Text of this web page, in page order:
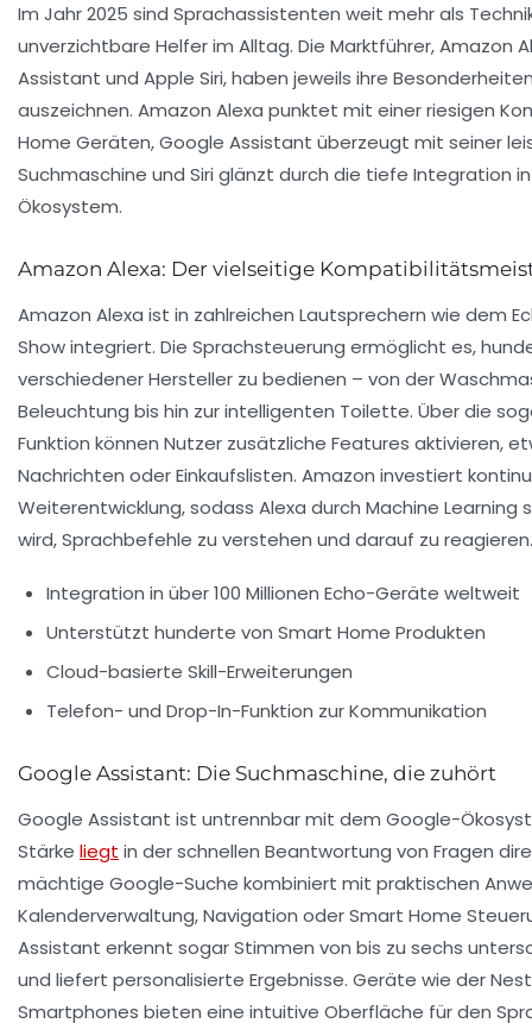
Im Jahr 2025 sind Sprachassistenten weit mehr als
unverzichtbare Helfer im Alltag. Die Marktführer, Amazon
Assistant und Apple Siri, haben jeweils ihre
auszeichnen. Amazon Alexa punktet mit einer riesigen
Home Geräten, Google Assistant überzeugt mit seiner
Suchmaschine und Siri glänzt durch die tiefe Integration
Ökosystem.
Amazon Alexa: Der vielseitige
Amazon Alexa ist in zahlreichen Lautsprechern wie dem
Show integriert. Die Sprachsteuerung ermöglicht es,
verschiedener Hersteller zu bedienen – von der
Beleuchtung bis hin zur intelligenten Toilette. Über die
Funktion können Nutzer zusätzliche Features aktivieren,
Nachrichten oder Einkaufslisten. Amazon investiert
Weiterentwicklung, sodass Alexa durch Machine Learning
wird, Sprachbefehle zu verstehen und darauf zu reagieren.
Integration in über 100 Millionen Echo-Geräte weltweit
Unterstützt hunderte von Smart Home Produkten
Cloud-basierte Skill-Erweiterungen
Telefon- und Drop-In-Funktion zur Kommunikation
Google Assistant: Die Suchmaschine, die zuhört
Google Assistant ist untrennbar mit dem Google-
Stärke liegt in der schnellen Beantwortung von Fragen
mächtige Google-Suche kombiniert mit praktischen
Kalenderverwaltung, Navigation oder Smart Home
Assistant erkennt sogar Stimmen von bis zu sechs
und liefert personalisierte Ergebnisse. Geräte wie der
Smartphones bieten eine intuitive Oberfläche für den